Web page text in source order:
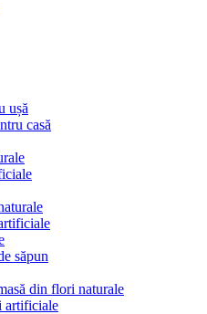
ușă
casă
săpun
din flori naturale
artificiale